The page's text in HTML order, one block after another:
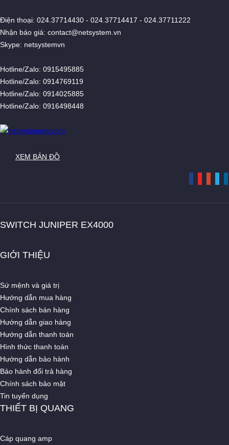
Điện thoại: 024.37714430 - 024.37714417 - 024.37711222
Nhận báo giá: contact@netsystem.vn
Skype: netsystemvn
Hotline/Zalo: 0915495885
Hotline/Zalo: 0914769119
Hotline/Zalo: 0914025885
Hotline/Zalo: 0916498448
XEM BẢN ĐỒ
SWITCH JUNIPER EX4000
GIỚI THIỆU
Sứ mệnh và giá trị
Hướng dẫn mua hàng
Chính sách bán hàng
Hướng dẫn giao hàng
Hướng dẫn thanh toán
Hình thức thanh toán
Hướng dẫn bảo hành
Bảo hành đổi trả hàng
Chính sách bảo mật
Tin tuyển dụng
THIẾT BỊ QUANG
Cáp quang amp